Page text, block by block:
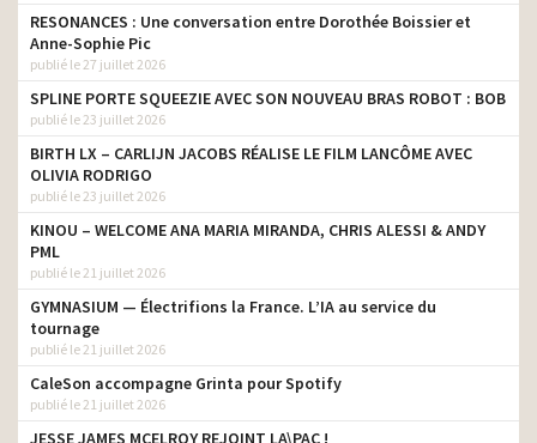
RESONANCES : Une conversation entre Dorothée Boissier et
Anne-Sophie Pic
publié le 27 juillet 2026
SPLINE PORTE SQUEEZIE AVEC SON NOUVEAU BRAS ROBOT : BOB
publié le 23 juillet 2026
BIRTH LX – CARLIJN JACOBS RÉALISE LE FILM LANCÔME AVEC
OLIVIA RODRIGO
publié le 23 juillet 2026
KINOU – WELCOME ANA MARIA MIRANDA, CHRIS ALESSI & ANDY
PML
publié le 21 juillet 2026
GYMNASIUM — Électrifions la France. L’IA au service du
tournage
publié le 21 juillet 2026
CaleSon accompagne Grinta pour Spotify
publié le 21 juillet 2026
JESSE JAMES MCELROY REJOINT LA\PAC !